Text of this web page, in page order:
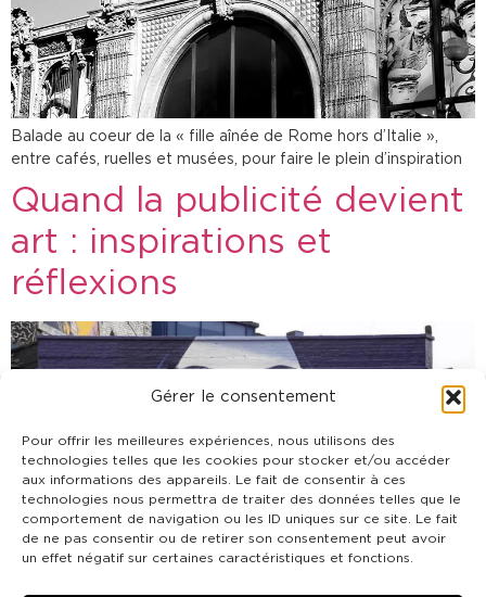
Gérer le consentement
Pour offrir les meilleures expériences, nous utilisons des
technologies telles que les cookies pour stocker et/ou accéder
aux informations des appareils. Le fait de consentir à ces
technologies nous permettra de traiter des données telles que le
comportement de navigation ou les ID uniques sur ce site. Le fait
de ne pas consentir ou de retirer son consentement peut avoir
un effet négatif sur certaines caractéristiques et fonctions.
Balade au coeur de la « fille aînée de Rome hors d’Italie »,
entre cafés, ruelles et musées, pour faire le plein d’inspiration
Quand la publicité devient
art : inspirations et
réflexions